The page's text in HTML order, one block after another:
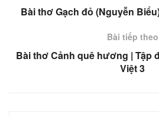
Bài thơ Gạch đỏ (Nguyễn
Bài tiếp theo
Bài thơ Cảnh quê hương | Tập
Việt 3